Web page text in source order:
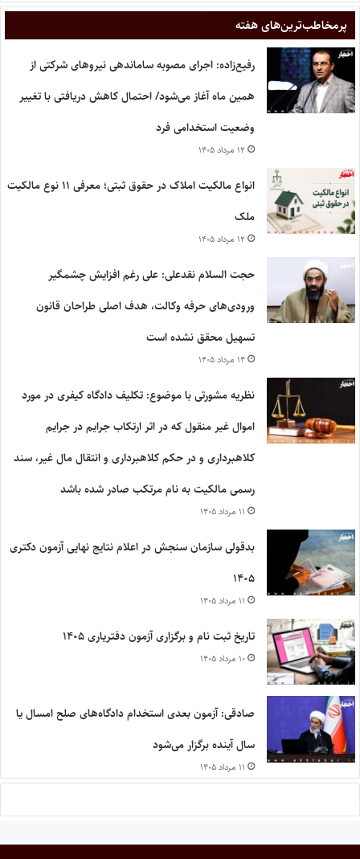
پر‌مخاطب‌ترین‌های هفته
رفیع‌زاده: اجرای مصوبه ساماندهی نیروهای شرکتی از
همین ماه آغاز می‌شود/ احتمال کاهش دریافتی با تغییر
وضعیت استخدامی فرد
۱۲ مرداد ۱۴۰۵
انواع مالکیت املاک در حقوق ثبتی؛ معرفی ۱۱ نوع مالکیت
ملک
۱۲ مرداد ۱۴۰۵
حجت السلام نقدعلی: علی رغم افزایش چشمگیر
ورودی‌های حرفه وکالت، هدف اصلی طراحان قانون
تسهیل محقق نشده است
۱۴ مرداد ۱۴۰۵
نظریه مشورتی با موضوع: تکلیف دادگاه کیفری در مورد
اموال غیر منقول که در اثر ارتکاب جرایم در جرایم
کلاهبرداری و در حکم کلاهبرداری و انتقال مال غیر، سند
رسمی مالکیت به نام مرتکب صادر شده باشد
۱۱ مرداد ۱۴۰۵
بدقولی سازمان سنجش در اعلام نتایج نهایی آزمون دکتری
۱۴۰۵
۱۱ مرداد ۱۴۰۵
تاریخ ثبت نام و برگزاری آزمون دفتریاری ۱۴۰۵
۱۰ مرداد ۱۴۰۵
صادقی: آزمون بعدی استخدام دادگاه‌های صلح امسال یا
سال آینده برگزار می‌شود
۱۱ مرداد ۱۴۰۵